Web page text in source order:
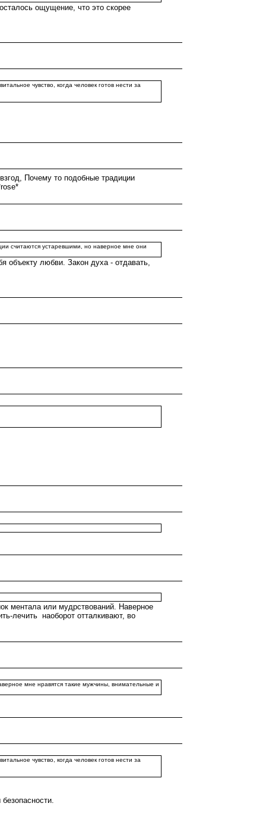
ощущение, что это скорее
чувство, когда человек готов нести за
Почему то подобные традиции
считаются устаревшими, но наверное мне они
любви. Закон духа - отдавать,
ментала или мудрствований. Наверное
лечить наоборот отталкивают, во
мне нравятся такие мужчины, внимательные и
чувство, когда человек готов нести за